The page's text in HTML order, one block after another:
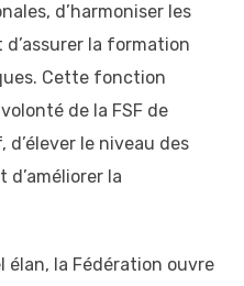
d’harmoniser les
la formation
Cette fonction
de la FSF de
le niveau des
la
élan, la Fédération ouvre